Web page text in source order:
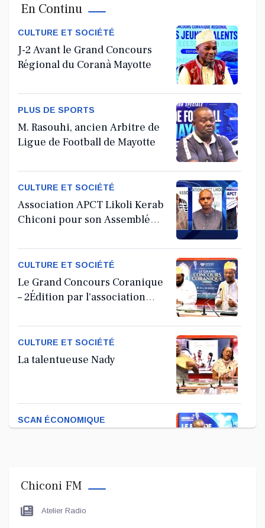
Jul 11, 2026
En Continu
CULTURE ET SOCIÉTÉ
J-2 Avant le Grand Concours
Régional du Coranà Mayotte
PLUS DE SPORTS
M. Rasouhi, ancien Arbitre de
Ligue de Football de Mayotte
CULTURE ET SOCIÉTÉ
Association APCT Likoli Kerab
Chiconi pour son Assemblée
CULTURE ET SOCIÉTÉ
Le Grand Concours Coranique
– 2Édition par l'association
CULTURE ET SOCIÉTÉ
La talentueuse Nady
SCAN ÉCONOMIQUE
L'Association Zé Run pour le
Chiconi FM
Atelier Radio